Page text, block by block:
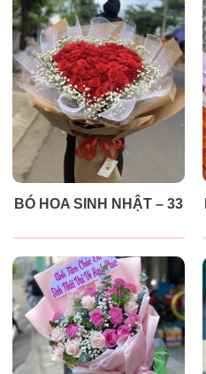
BÓ HOA SINH NHẬT – 33